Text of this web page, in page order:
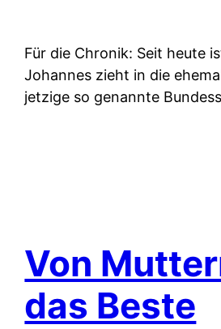
Für die Chronik: Seit heute
Johannes zieht in die
jetzige so genannte
Von
das Beste